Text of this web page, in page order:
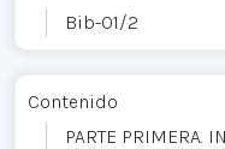
Bib-01/2
Contenido
PARTE PRIMERA.